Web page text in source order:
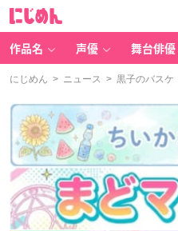
作品名 声優 舞台俳優
にじめん > ニュース > 黒子のバスケ